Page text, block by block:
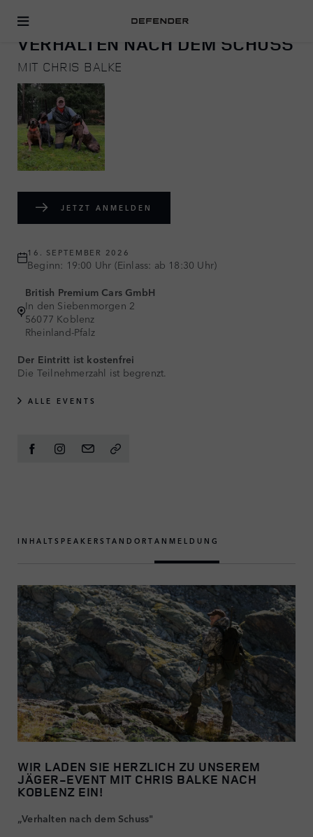
JAGEN
VERHALTEN NACH DEM SCHUSS
MIT CHRIS BALKE
JETZT ANMELDEN
16. SEPTEMBER 2026
Beginn: 19:00 Uhr (Einlass: ab 18:30 Uhr)
British Premium Cars GmbH
In den Siebenmorgen 2
56077 Koblenz
Rheinland-Pfalz
Der Eintritt ist kostenfrei
Die Teilnehmerzahl ist begrenzt.
ALLE EVENTS
INHALT SPEAKER STANDORT ANMELDUNG
WIR LADEN SIE HERZLICH ZU UNSEREM
JÄGER-EVENT MIT CHRIS BALKE NACH
KOBLENZ EIN!
„Verhalten nach dem Schuss"